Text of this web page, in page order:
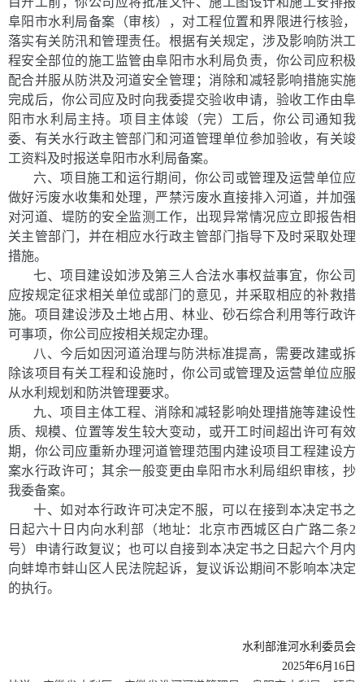
阜阳市水利局备案（审核），对工程位置和界 限进行核验，
落实有关防汛和管理责任。根据有关规定，涉及影响防洪工
程安全部位的施工监管由阜阳市水利局负责，你公司应积极
配合并服从防洪及河道安全管理；消除和 减轻影响措施实施
完成后，你公司应及时向我委提交验收申请， 验收工作由阜
阳市水利局主持。项目主体竣（完）工后，你公司通知我
委、有关水行政主管部门和河道管理单位参加验收，有关竣
工资料及时报送阜阳市水利局备案。
六、项目施工和运行期间，你公司或管理及运营单位应
做好污废水收集和处理，严禁污废水直接排入河道，并加强
对河道、堤防的安全监测工作，出现异常情况应立即报告相
关主管部门，并在相应水行政主管部门指导下及时采取处理
措施。
七、项目建设如涉及第三人合法水事权益事宜，你公司
应按规定征求相关单位或部门的意见，并采取相应的补救措
施。项目 建设涉及土地占用、林业、砂石综合利用等行政许
可事项，你公司应按相关规定办理。
八 、今后如因河道治理与防洪标准提高，需要改建或拆
除该项目有关工程和设施时，你公司或管理及运营单位应服
从水利规划和防洪管理要求。
九、项 目主体工程、消除和减轻影响处理措施等建设性
质、规模、位置等发生较大变动，或开工时间超出许可有效
期，你公司应重新办理河道管理范围内建设项目工程建设方
案水行政许可 ； 其余一般变更由阜阳市水利局组织审核，抄
我委备案。
十、如对本行政许可决定不服，可以在接到本决定书之
日起六十日内向水利部（地址：北京市西城区白广路二条2
号）申请行政复议；也可以自接到本决定书之日起六个月内
向蚌埠市蚌山区人民法院起诉，复议诉讼期间不影响本决定
的执行。
水利部淮河水利委员会
2025年6月 16 日